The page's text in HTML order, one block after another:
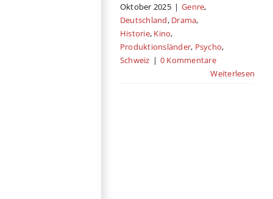
Oktober 2025 | Genre,
Deutschland, Drama,
Historie, Kino,
Produktionsländer, Psycho,
Schweiz | 0 Kommentare
Weiterlesen